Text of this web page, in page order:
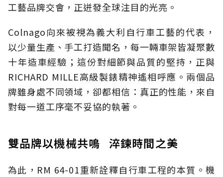
工藝品牌交會，正迸發全球注目的光亮。
Colnago向來被視為義大利自行車工藝的代表，
以少量生產、手工打造聞名，每一輛車架皆凝聚數
十年造車經驗；這份對細節與品質的堅持，正與
RICHARD MILLE高級製錶精神遙相呼應。兩個品
牌雖身處不同領域，卻都相信：真正的性能，來自
對每一道工序毫不妥協的執著。
雙品牌以機械共鳴 淬鍊時間之美
為此，RM 64-01重新詮釋自行車工程的本質。機